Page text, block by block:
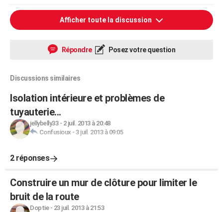
Afficher toute la discussion
Répondre Posez votre question
Discussions similaires
Isolation intérieure et problèmes de
tuyauterie...
jellybelly33- 2 juil. 2013 à 20:48
Confusioux - 3 juil. 2013 à 09:05
2 réponses
Construire un mur de clôture pour limiter le
bruit de la route
Doptie- 23 juil. 2013 à 21:53